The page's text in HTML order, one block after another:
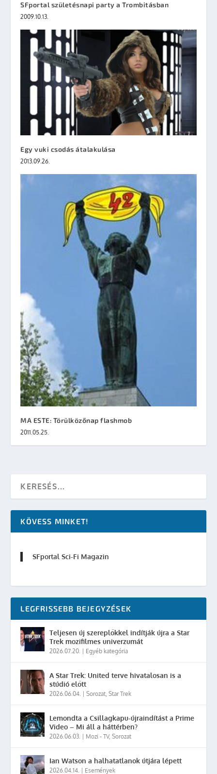
SFportal születésnapi party a Trombitásban
2009.10.13.
Egy vuki csodás átalakulása
2013.09.26.
MA ESTE: Törülközőnap flashmob
2011.05.25.
KÖVESS MINKET!
SFportal Sci-Fi Magazin
LEGFRISSEBB BEJEGYZÉSEK
Teljesen új szereplőkkel indítják újra a Star
Trek mozifilmes univerzumát
2026.07.20. Egyéb kategória
A Star Trek: United terve hivatalosan is a
stúdió előtt
2026.06.04. |Sorozat,Star Trek
Lemondta a Csillagkapu-újraindítást a Prime
Video – Mi áll a háttérben?
2026.06.03. Mozi - TV,Sorozat
Ian Watson a halhatatlanok útjára lépett
2026.04.14. Események